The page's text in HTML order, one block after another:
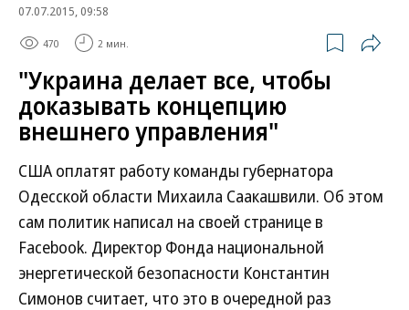
07.07.2015, 09:58
470 2 мин.
"Украина делает все, чтобы
доказывать концепцию
внешнего управления"
США оплатят работу команды губернатора
Одесской области Михаила Саакашвили. Об этом
сам политик написал на своей странице в
Facebook. Директор Фонда национальной
энергетической безопасности Константин
Симонов считает, что это в очередной раз